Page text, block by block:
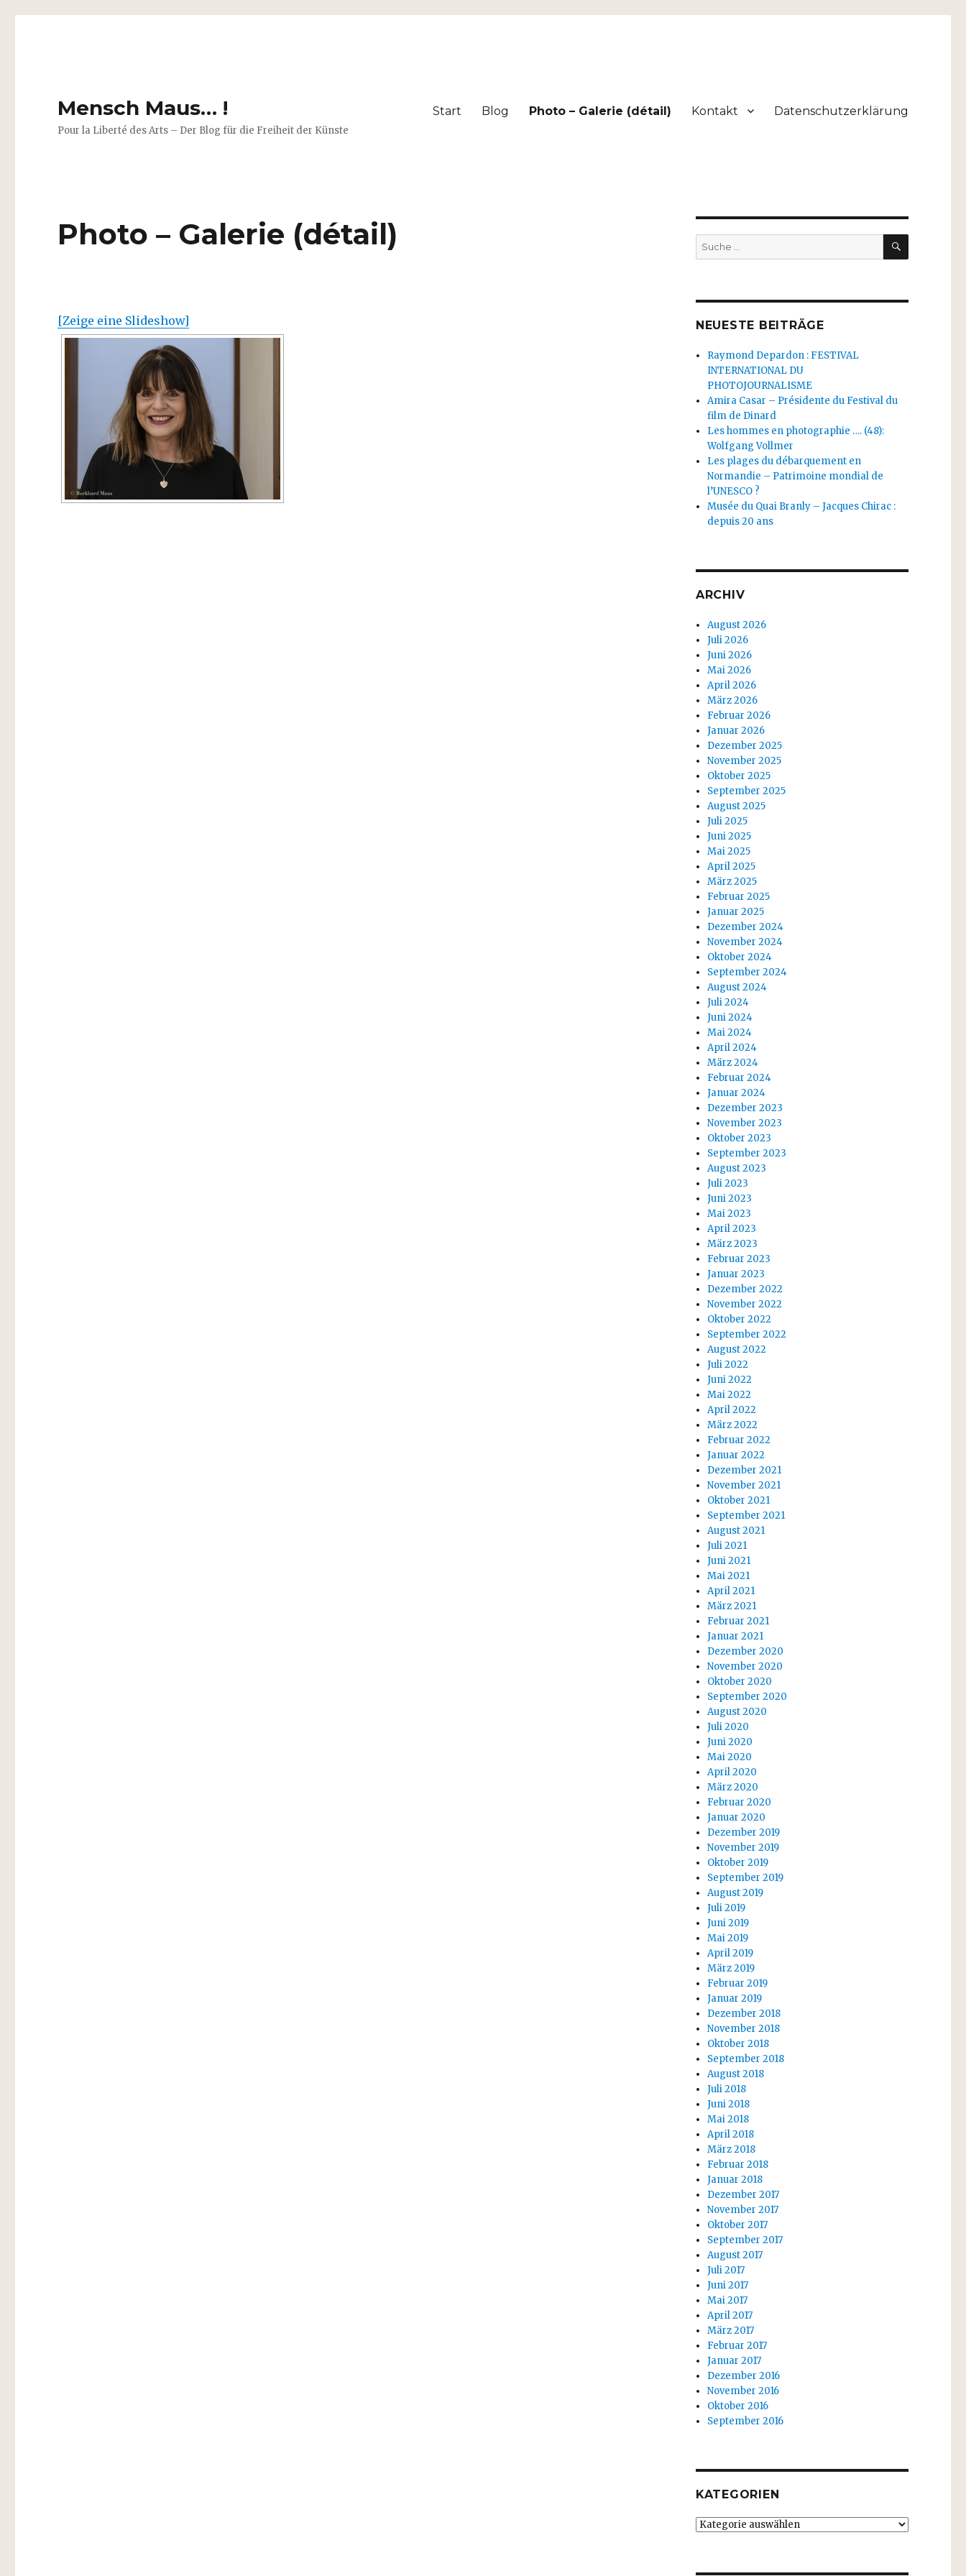
Mensch Maus… !
Pour la Liberté des Arts – Der Blog für die Freiheit der Künste
Start Blog Photo – Galerie (détail) Kontakt Datenschutzerklärung
Photo – Galerie (détail)
[Zeige eine Slideshow]
Suche
nach:
SUCHEN
NEUESTE BEITRÄGE
Raymond Depardon : FESTIVAL
INTERNATIONAL DU
PHOTOJOURNALISME
Amira Casar – Présidente du Festival du
film de Dinard
Les hommes en photographie …. (48):
Wolfgang Vollmer
Les plages du débarquement en
Normandie – Patrimoine mondial de
l’UNESCO ?
Musée du Quai Branly – Jacques Chirac :
depuis 20 ans
ARCHIV
August 2026
Juli 2026
Juni 2026
Mai 2026
April 2026
März 2026
Februar 2026
Januar 2026
Dezember 2025
November 2025
Oktober 2025
September 2025
August 2025
Juli 2025
Juni 2025
Mai 2025
April 2025
März 2025
Februar 2025
Januar 2025
Dezember 2024
November 2024
Oktober 2024
September 2024
August 2024
Juli 2024
Juni 2024
Mai 2024
April 2024
März 2024
Februar 2024
Januar 2024
Dezember 2023
November 2023
Oktober 2023
September 2023
August 2023
Juli 2023
Juni 2023
Mai 2023
April 2023
März 2023
Februar 2023
Januar 2023
Dezember 2022
November 2022
Oktober 2022
September 2022
August 2022
Juli 2022
Juni 2022
Mai 2022
April 2022
März 2022
Februar 2022
Januar 2022
Dezember 2021
November 2021
Oktober 2021
September 2021
August 2021
Juli 2021
Juni 2021
Mai 2021
April 2021
März 2021
Februar 2021
Januar 2021
Dezember 2020
November 2020
Oktober 2020
September 2020
August 2020
Juli 2020
Juni 2020
Mai 2020
April 2020
März 2020
Februar 2020
Januar 2020
Dezember 2019
November 2019
Oktober 2019
September 2019
August 2019
Juli 2019
Juni 2019
Mai 2019
April 2019
März 2019
Februar 2019
Januar 2019
Dezember 2018
November 2018
Oktober 2018
September 2018
August 2018
Juli 2018
Juni 2018
Mai 2018
April 2018
März 2018
Februar 2018
Januar 2018
Dezember 2017
November 2017
Oktober 2017
September 2017
August 2017
Juli 2017
Juni 2017
Mai 2017
April 2017
März 2017
Februar 2017
Januar 2017
Dezember 2016
November 2016
Oktober 2016
September 2016
KATEGORIEN
Kategorien